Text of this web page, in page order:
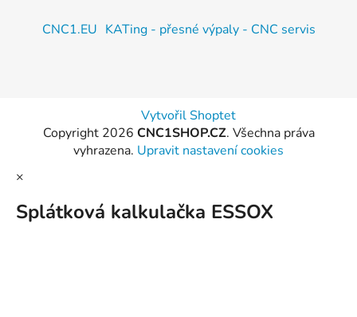
CNC1.EU KATing - přesné výpaly - CNC servis
Vytvořil Shoptet
Copyright 2026 CNC1SHOP.CZ. Všechna práva
vyhrazena. Upravit nastavení cookies
×
Splátková kalkulačka ESSOX